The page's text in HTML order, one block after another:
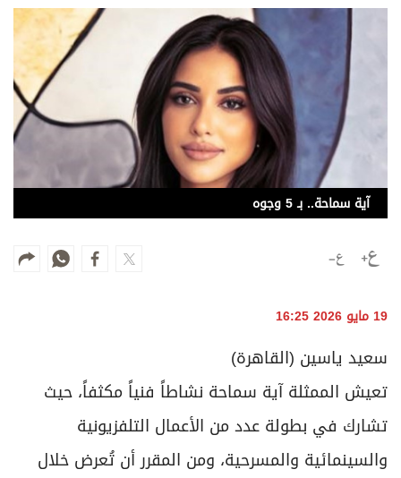
التعليم والمعرفة
الذكاء الاصطناعي
تغطيات
فيديو
بودكاست
قصة صورة
كاريكتير
برامج
عدد اليوم
آية سماحة.. بـ 5 وجوه
19 مايو 2026 16:25
سعيد ياسين (القاهرة)
تعيش الممثلة آية سماحة نشاطاً فنياً مكثفاً، حيث
تشارك في بطولة عدد من الأعمال التلفزيونية
والسينمائية والمسرحية، ومن المقرر أن تُعرض خلال